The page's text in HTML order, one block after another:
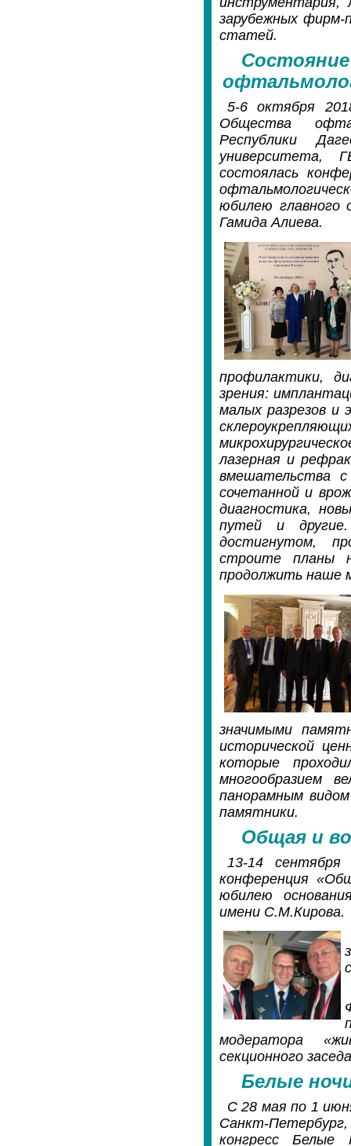
зарубежных фирм-
статей.
5-6 октября
Общества
Республики
университета,
состоялась
юбилею главного
Гамида Алиева.
профилактики,
зрения:
малых разрезов и
лазерная и
вмешательства с
сочетанной и
диагностика,
путей и
достигнутом,
строите планы
продолжить наше
значимыми
исторической
которые
многообразием
панорамным
памятники.
Общая и
13-14 сентября
конференция
юбилею
имени С.М.Кирова.
модератора
секционного
Белые
С 28 мая по 1
Санкт-
конгресс Белые